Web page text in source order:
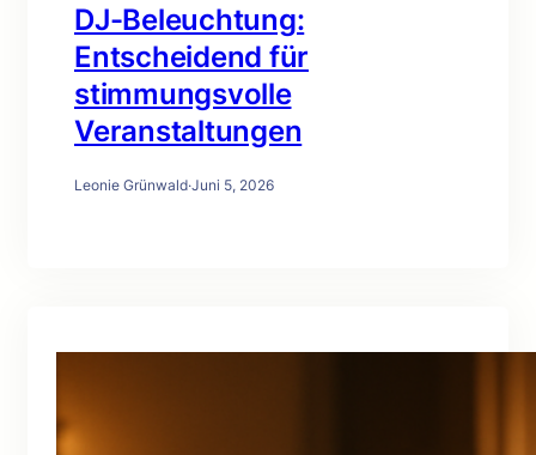
DJ-Beleuchtung:
Entscheidend für
stimmungsvolle
Veranstaltungen
Leonie Grünwald·Juni 5, 2026